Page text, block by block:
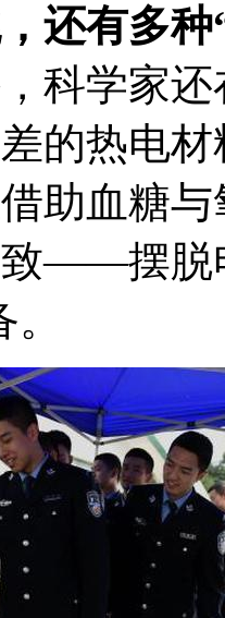
还有多种
科学家
的热电
助血糖
——摆脱